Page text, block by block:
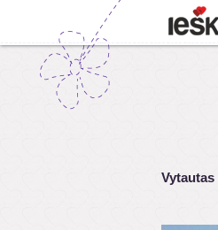
Vytautas